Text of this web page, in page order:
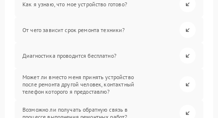
Как я узнаю, что мое устройство готово?
От чего зависит срок ремонта техники?
Диагностика проводится бесплатно?
Может ли вместо меня принять устройство
после ремонта другой человек, контактный
телефон которого я предоставлю?
Возможно ли получать обратную связь в